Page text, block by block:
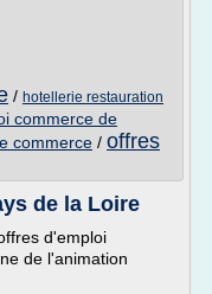
/ hotellerie restauration
commerce de
commerce / offres
de la Loire
d'emploi
de l'animation